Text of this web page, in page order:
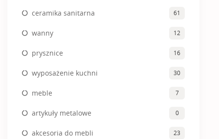
ceramika sanitarna 61
wanny 12
prysznice 16
wyposażenie kuchni 30
meble 7
artykuły metalowe 0
akcesoria do mebli 23